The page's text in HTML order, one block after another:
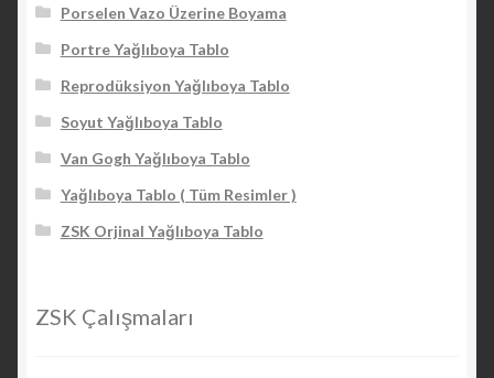
Porselen Vazo Üzerine Boyama
Portre Yağlıboya Tablo
Reprodüksiyon Yağlıboya Tablo
Soyut Yağlıboya Tablo
Van Gogh Yağlıboya Tablo
Yağlıboya Tablo ( Tüm Resimler )
ZSK Orjinal Yağlıboya Tablo
ZSK Çalışmaları